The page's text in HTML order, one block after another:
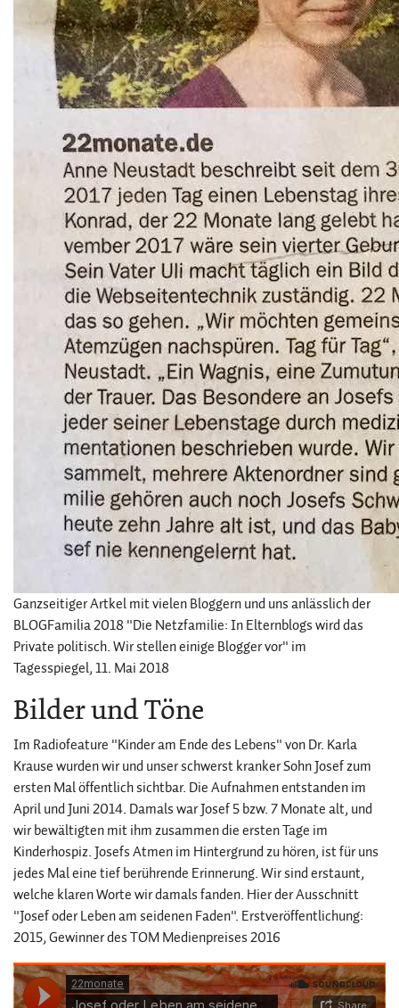
Ganzseitiger Artkel mit vielen Bloggern und uns anlässlich der
BLOGFamilia 2018 "Die Netzfamilie: In Elternblogs wird das
Private politisch. Wir stellen einige Blogger vor" im
Tagesspiegel, 11. Mai 2018
Bilder und Töne
Im Radiofeature "Kinder am Ende des Lebens" von Dr. Karla
Krause wurden wir und unser schwerst kranker Sohn Josef zum
ersten Mal öffentlich sichtbar. Die Aufnahmen entstanden im
April und Juni 2014. Damals war Josef 5 bzw. 7 Monate alt, und
wir bewältigten mit ihm zusammen die ersten Tage im
Kinderhospiz. Josefs Atmen im Hintergrund zu hören, ist für uns
jedes Mal eine tief berührende Erinnerung. Wir sind erstaunt,
welche klaren Worte wir damals fanden. Hier der Ausschnitt
"Josef oder Leben am seidenen Faden". Erstveröffentlichung:
2015, Gewinner des TOM Medienpreises 2016